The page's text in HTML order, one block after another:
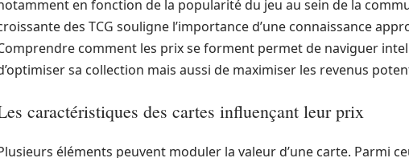
en fonction de la popularité du jeu au sein de la
des TCG souligne l’importance d’une connaissance
comment les prix se forment permet de naviguer
sa collection mais aussi de maximiser les revenus
caractéristiques des cartes influençant leur prix
éléments peuvent moduler la valeur d’une carte. Parmi